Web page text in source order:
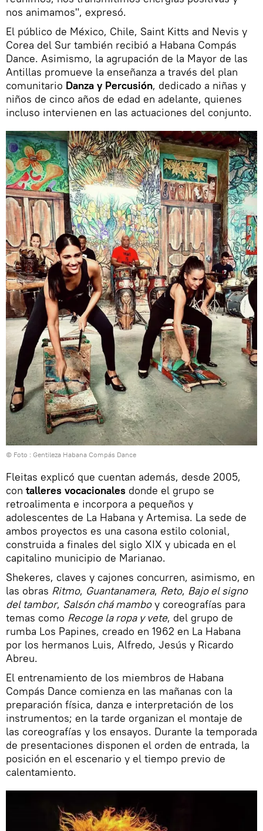
nos animamos", expresó.
El público de México, Chile, Saint Kitts and Nevis y
Corea del Sur también recibió a Habana Compás
Dance. Asimismo, la agrupación de la Mayor de las
Antillas promueve la enseñanza a través del plan
comunitario Danza y Percusión, dedicado a niñas y
niños de cinco años de edad en adelante, quienes
incluso intervienen en las actuaciones del conjunto.
© Foto : Gentileza Habana Compás Dance
Fleitas explicó que cuentan además, desde 2005,
con talleres vocacionales donde el grupo se
retroalimenta e incorpora a pequeños y
adolescentes de La Habana y Artemisa. La sede de
ambos proyectos es una casona estilo colonial,
construida a finales del siglo XIX y ubicada en el
capitalino municipio de Marianao.
Shekeres, claves y cajones concurren, asimismo, en
las obras Ritmo, Guantanamera, Reto, Bajo el signo
del tambor, Salsón chá mamboy coreografías para
temas como Recoge la ropa y vete, del grupo de
rumba Los Papines, creado en 1962 en La Habana
por los hermanos Luis, Alfredo, Jesús y Ricardo
Abreu.
El entrenamiento de los miembros de Habana
Compás Dance comienza en las mañanas con la
preparación física, danza e interpretación de los
instrumentos; en la tarde organizan el montaje de
las coreografías y los ensayos. Durante la temporada
de presentaciones disponen el orden de entrada, la
posición en el escenario y el tiempo previo de
calentamiento.